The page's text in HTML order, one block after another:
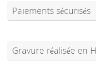
Paiements sécurisés
Gravure réalisée en